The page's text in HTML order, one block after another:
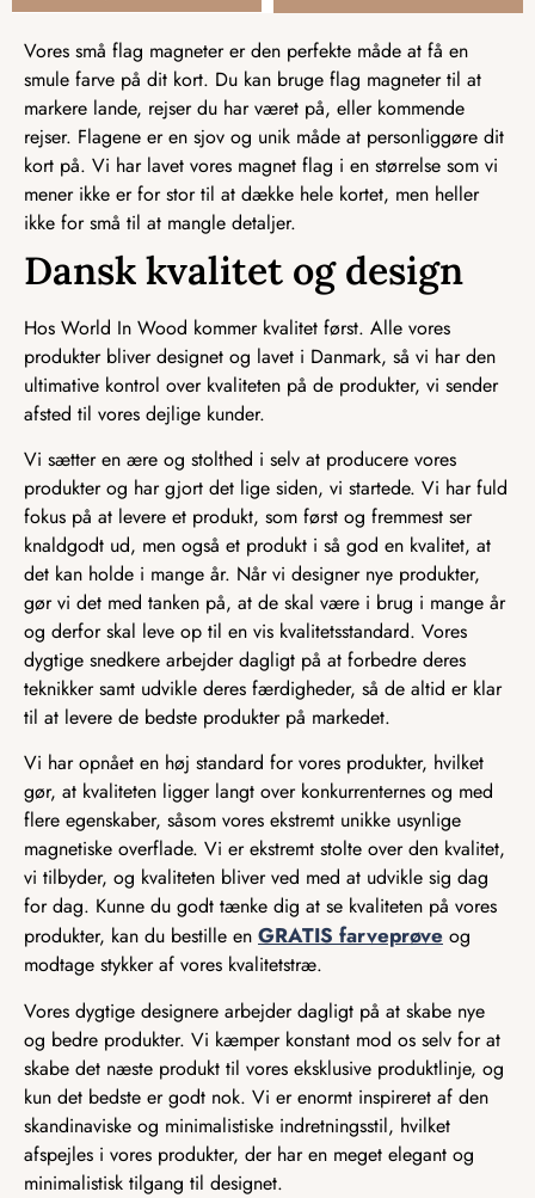
Vores små flag magneter er den perfekte måde at få en
smule farve på dit kort. Du kan bruge flag magneter til at
markere lande, rejser du har været på, eller kommende
rejser. Flagene er en sjov og unik måde at personliggøre dit
kort på. Vi har lavet vores magnet flag i en størrelse som vi
mener ikke er for stor til at dække hele kortet, men heller
ikke for små til at mangle detaljer.
Dansk kvalitet og design
Hos World In Wood kommer kvalitet først. Alle vores
produkter bliver designet og lavet i Danmark, så vi har den
ultimative kontrol over kvaliteten på de produkter, vi sender
afsted til vores dejlige kunder.
Vi sætter en ære og stolthed i selv at producere vores
produkter og har gjort det lige siden, vi startede. Vi har fuld
fokus på at levere et produkt, som først og fremmest ser
knaldgodt ud, men også et produkt i så god en kvalitet, at
det kan holde i mange år. Når vi designer nye produkter,
gør vi det med tanken på, at de skal være i brug i mange år
og derfor skal leve op til en vis kvalitetsstandard. Vores
dygtige snedkere arbejder dagligt på at forbedre deres
teknikker samt udvikle deres færdigheder, så de altid er klar
til at levere de bedste produkter på markedet.
Vi har opnået en høj standard for vores produkter, hvilket
gør, at kvaliteten ligger langt over konkurrenternes og med
flere egenskaber, såsom vores ekstremt unikke usynlige
magnetiske overflade. Vi er ekstremt stolte over den kvalitet,
vi tilbyder, og kvaliteten bliver ved med at udvikle sig dag
for dag. Kunne du godt tænke dig at se kvaliteten på vores
produkter, kan du bestille en GRATIS farveprøve og
modtage stykker af vores kvalitetstræ.
Vores dygtige designere arbejder dagligt på at skabe nye
og bedre produkter. Vi kæmper konstant mod os selv for at
skabe det næste produkt til vores eksklusive produktlinje, og
kun det bedste er godt nok. Vi er enormt inspireret af den
skandinaviske og minimalistiske indretningsstil, hvilket
afspejles i vores produkter, der har en meget elegant og
minimalistisk tilgang til designet.